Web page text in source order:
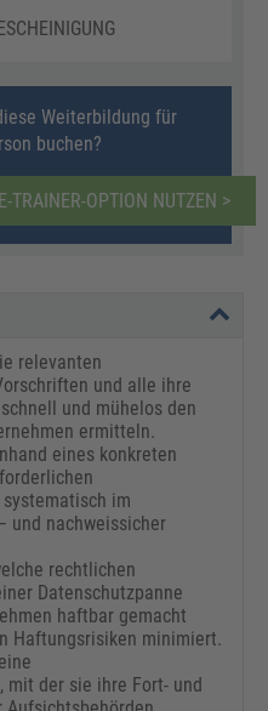
Weiterbildung für
buchen?
TRAINER-OPTION NUTZEN >
relevanten
und alle ihre
und mühelos den
ermitteln.
eines konkreten
im
und nachweissicher
rechtlichen
Datenschutzpanne
haftbar gemacht
Haftungsrisiken minimiert.
mit der sie ihre Fort- und